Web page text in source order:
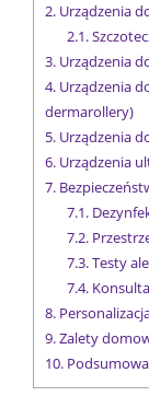
2. Urządzenia
2.1.
3. Urządzenia
4. Urządzenia
dermarollery)
5. Urządzenia
6. Urządzenia
7.
7.1.
7.2.
7.3.Testy
7.4.
8.
9.Zalety
10.